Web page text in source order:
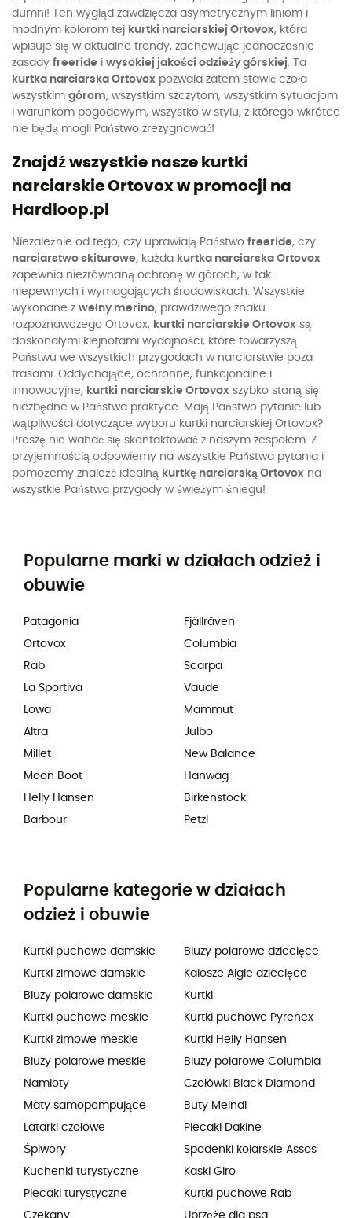
dumni! Ten wygląd zawdzięcza asymetrycznym liniom i
modnym kolorom tej kurtki narciarskiej Ortovox, która
wpisuje się w aktualne trendy, zachowując jednocześnie
zasady freeride i wysokiej jakości odzieży górskiej. Ta
kurtka narciarska Ortovox pozwala zatem stawić czoła
wszystkim górom, wszystkim szczytom, wszystkim sytuacjom
i warunkom pogodowym, wszystko w stylu, z którego wkrótce
nie będą mogli Państwo zrezygnować!
Znajdź wszystkie nasze kurtki
narciarskie Ortovox w promocji na
Hardloop.pl
Niezależnie od tego, czy uprawiają Państwo freeride, czy
narciarstwo skiturowe, każda kurtka narciarska Ortovox
zapewnia niezrównaną ochronę w górach, w tak
niepewnych i wymagających środowiskach. Wszystkie
wykonane z wełny merino, prawdziwego znaku
rozpoznawczego Ortovox, kurtki narciarskie Ortovox są
doskonałymi klejnotami wydajności, które towarzyszą
Państwu we wszystkich przygodach w narciarstwie poza
trasami. Oddychające, ochronne, funkcjonalne i
innowacyjne, kurtki narciarskie Ortovox szybko staną się
niezbędne w Państwa praktyce. Mają Państwo pytanie lub
wątpliwości dotyczące wyboru kurtki narciarskiej Ortovox?
Proszę nie wahać się skontaktować z naszym zespołem. Z
przyjemnością odpowiemy na wszystkie Państwa pytania i
pomożemy znaleźć idealną kurtkę narciarską Ortovox na
wszystkie Państwa przygody w świeżym śniegu!
Popularne marki w działach odzież i
obuwie
Patagonia
Ortovox
Rab
La Sportiva
Lowa
Altra
Millet
Moon Boot
Helly Hansen
Barbour
Fjällräven
Columbia
Scarpa
Vaude
Mammut
Julbo
New Balance
Hanwag
Birkenstock
Petzl
Popularne kategorie w działach
odzież i obuwie
Kurtki puchowe damskie
Kurtki zimowe damskie
Bluzy polarowe damskie
Kurtki puchowe meskie
Kurtki zimowe meskie
Bluzy polarowe meskie
Namioty
Maty samopompujące
Latarki czołowe
Śpiwory
Kuchenki turystyczne
Plecaki turystyczne
Bluzy polarowe dziecięce
Kalosze Aigle dziecięce
Kurtki
Kurtki puchowe Pyrenex
Kurtki Helly Hansen
Bluzy polarowe Columbia
Czołówki Black Diamond
Buty Meindl
Plecaki Dakine
Spodenki kolarskie Assos
Kaski Giro
Kurtki puchowe Rab